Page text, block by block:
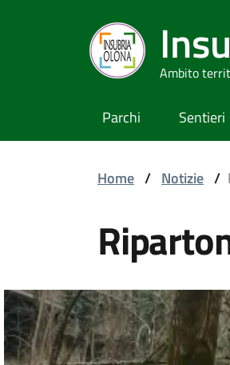
Ambito
Parchi Sentieri
Home / Notizie /